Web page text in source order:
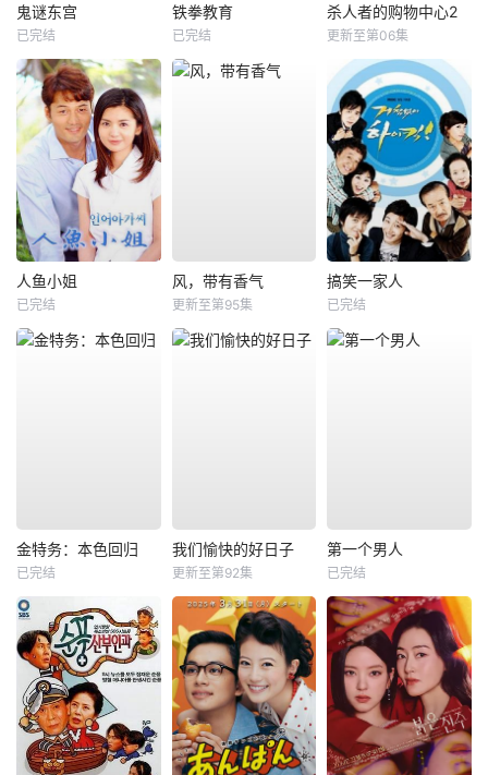
鬼谜东宫
已完结
铁拳教育
已完结
杀人者的购物中心2
更新至第06集
人鱼小姐
已完结
风，带有香气
更新至第95集
搞笑一家人
已完结
金特务：本色回归
已完结
我们愉快的好日子
更新至第92集
第一个男人
已完结